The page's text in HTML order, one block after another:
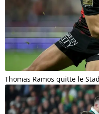
Thomas Ramos quitte le